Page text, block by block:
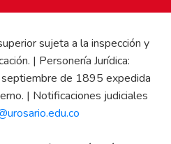
sujeta a la inspección y
| Personería Jurídica:
de 1895 expedida
| Notificaciones judiciales